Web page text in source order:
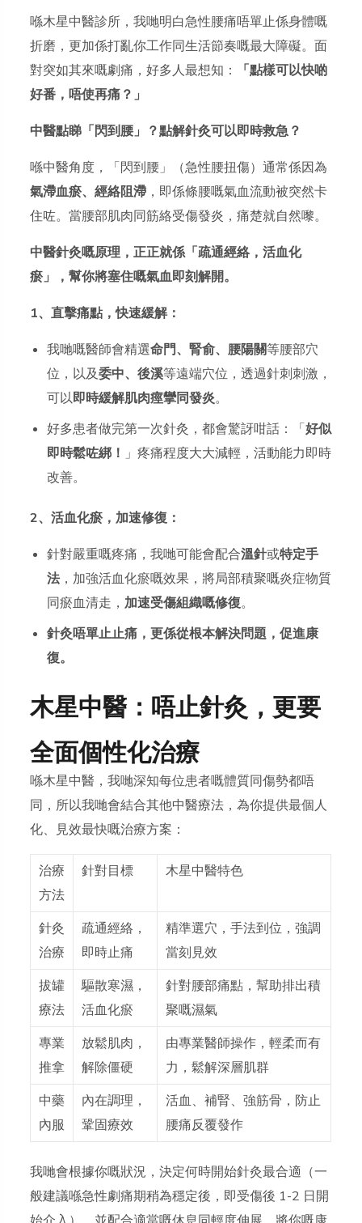
喺木星中醫診所，我哋明白急性腰痛唔單止係身體嘅
折磨，更加係打亂你工作同生活節奏嘅最大障礙。面
對突如其來嘅劇痛，好多人最想知：
「點樣可以快啲
好番，唔使再痛？」
中醫點睇「閃到腰」？點解針灸可以即時救急？
喺中醫角度，「閃到腰」（急性腰扭傷）通常係因為
氣滯血瘀、經絡阻滯 ，即係條腰嘅氣血流動被突然卡
住咗。當腰部肌肉同筋絡受傷發炎，痛楚就自然嚟。
中醫針灸嘅原理，正正就係「疏通經絡，活血化
瘀」，幫你將塞住嘅氣血即刻解開。
1、直擊痛點，快速緩解：
我哋嘅醫師會精選命門、腎俞、腰陽關等腰部穴
位，以及委中、後溪等遠端穴位，透過針刺刺激，
可以即時緩解肌肉痙攣同發炎。
好多患者做完第一次針灸，都會驚訝咁話：「好似
即時鬆咗綁！ 」疼痛程度大大減輕，活動能力即時
改善。
2、活血化瘀，加速修復：
針對嚴重嘅疼痛，我哋可能會配合溫針或特定手
法 ，加強活血化瘀嘅效果，將局部積聚嘅炎症物質
同瘀血清走，加速受傷組織嘅修復。
針灸唔單止止痛，更係從根本解決問題，促進康
復。
木星中醫：唔止針灸，更要
全面個性化治療
喺木星中醫，我哋深知每位患者嘅體質同傷勢都唔
同，所以我哋會結合其他中醫療法，為你提供最個人
化、見效最快嘅治療方案：
治療
方法
針對目標 木星中醫特色
針灸
治療
疏通經絡，
即時止痛
精準選穴，手法到位，強調
當刻見效
拔罐
療法
驅散寒濕，
活血化瘀
針對腰部痛點，幫助排出積
聚嘅濕氣
專業
推拿
放鬆肌肉，
解除僵硬
由專業醫師操作，輕柔而有
力，鬆解深層肌群
中藥
內服
內在調理，
鞏固療效
活血、補腎、強筋骨，防止
腰痛反覆發作
我哋會根據你嘅狀況，決定何時開始針灸最合適（一
般建議喺急性劇痛期稍為穩定後，即受傷後 1-2 日開